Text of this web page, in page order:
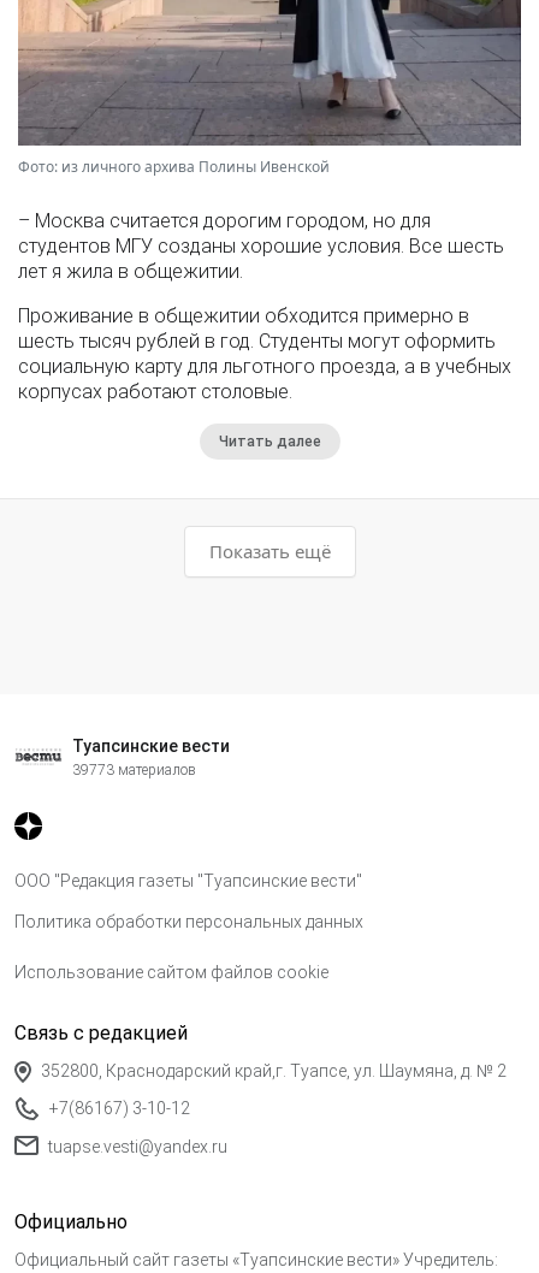
Фото: из личного архива Полины Ивенской
– Москва считается дорогим городом, но для
студентов МГУ созданы хорошие условия. Все шесть
лет я жила в общежитии.
Проживание в общежитии обходится примерно в
шесть тысяч рублей в год. Студенты могут оформить
социальную карту для льготного проезда, а в учебных
корпусах работают столовые.
Читать далее
Показать ещё
Туапсинские вести
39773 материалов
ООО "Редакция газеты "Туапсинские вести"
Политика обработки персональных данных
Использование сайтом файлов cookie
Связь с редакцией
352800, Краснодарский край,г. Туапсе, ул. Шаумяна, д. № 2
+7(86167) 3-10-12
tuapse.vesti@yandex.ru
Официально
Официальный сайт газеты «Туапсинские вести» Учредитель: